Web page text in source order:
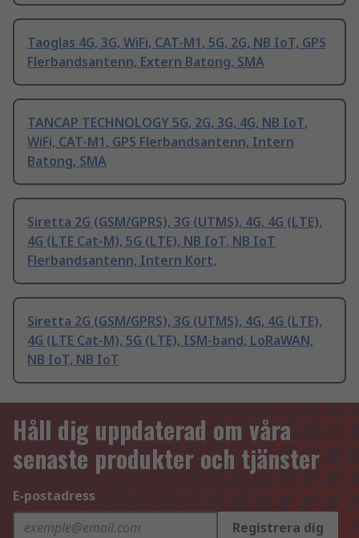
Taoglas 4G, 3G, WiFi, CAT-M1, 5G, 2G, NB IoT, GPS
Flerbandsantenn, Extern Batong, SMA
TANCAP TECHNOLOGY 5G, 2G, 3G, 4G, NB IoT,
WiFi, CAT-M1, GPS Flerbandsantenn, Intern
Batong, SMA
Siretta 2G (GSM/GPRS), 3G (UTMS), 4G, 4G (LTE),
4G (LTE Cat-M), 5G (LTE), NB IoT, NB IoT
Flerbandsantenn, Intern Kort,
Siretta 2G (GSM/GPRS), 3G (UTMS), 4G, 4G (LTE),
4G (LTE Cat-M), 5G (LTE), ISM-band, LoRaWAN,
NB IoT, NB IoT
Håll dig uppdaterad om våra
senaste produkter och tjänster
E-postadress
Registrera dig